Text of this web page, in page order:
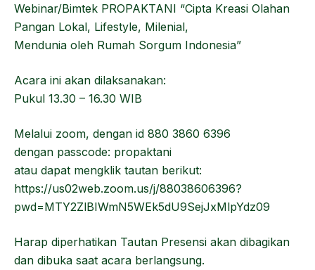
Webinar/Bimtek PROPAKTANI “Cipta Kreasi Olahan
Pangan Lokal, Lifestyle, Milenial,
Mendunia oleh Rumah Sorgum Indonesia”
Acara ini akan dilaksanakan:
Pukul 13.30 – 16.30 WIB
Melalui zoom, dengan id 880 3860 6396
dengan passcode: propaktani
atau dapat mengklik tautan berikut:
https://us02web.zoom.us/j/88038606396?
pwd=MTY2ZlBIWmN5WEk5dU9SejJxMlpYdz09
Harap diperhatikan Tautan Presensi akan dibagikan
dan dibuka saat acara berlangsung.